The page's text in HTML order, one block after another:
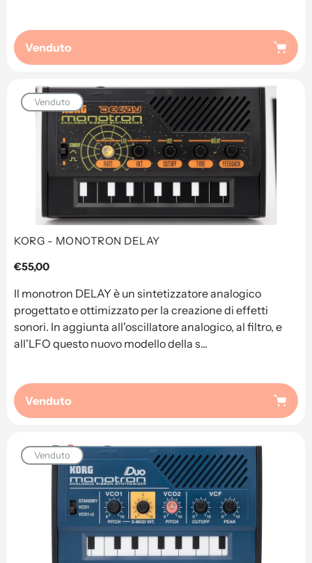
Venduto
Venduto
KORG - MONOTRON DELAY
Prezzo
€55,00
Il monotron DELAY è un sintetizzatore analogico
progettato e ottimizzato per la creazione di effetti
sonori. In aggiunta all'oscillatore analogico, al filtro, e
all'LFO questo nuovo modello della s...
Venduto
Venduto